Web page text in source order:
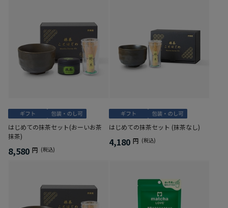
はじめての抹茶セット(おーいお茶
抹茶)
8,580 円 (税込)
はじめての抹茶セット (抹茶なし)
4,180 円 (税込)